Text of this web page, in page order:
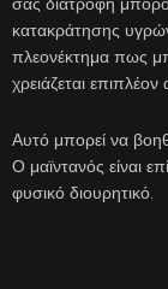
κατακράτησης
πλεονέκτημα πως
χρειάζεται επιπλέον
Αυτό μπορεί να
Ο μαϊντανός είναι
φυσικό διουρητικό.